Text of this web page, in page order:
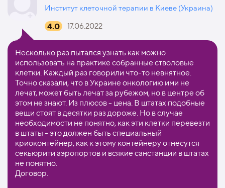
Институт клеточной терапии в Киеве (Украина)
4.0 17.06.2022
Несколько раз пытался узнать как можно
использовать на практике собранные стволовые
клетки. Каждый раз говорили что-то невнятное.
Точно сказали, что в Украине онкологию ими не
лечат, может быть лечат за рубежом, но в центре об
этом не знают. Из плюсов - цена. В штатах подобные
вещи стоят в десятки раз дороже. Но в случае
необходимости не понятно, как эти клетки перевезти
в штаты - это должен быть специальный
криоконтейнер, как к этому контейнеру отнесутся
секьюрити аэропортов и всякие санстанции в штатах
не понятно.
Договор.